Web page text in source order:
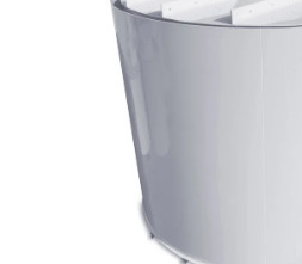
hvězdiček.